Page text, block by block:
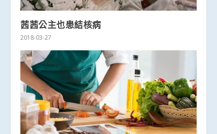
茜茜公主也患結核病
2018-03-27